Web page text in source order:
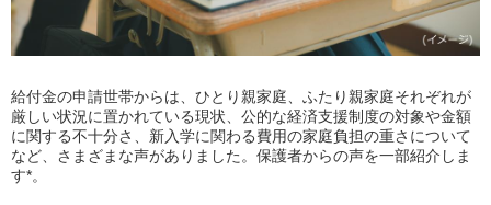
給付金の申請世帯からは、ひとり親家庭、ふたり親家庭それぞれが
厳しい状況に置かれている現状、公的な経済支援制度の対象や金額
に関する不十分さ、新入学に関わる費用の家庭負担の重さについて
など、さまざまな声がありました。保護者からの声を一部紹介しま
す*。